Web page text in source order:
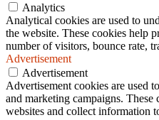
Analytics
Analytical cookies are used to
the website. These cookies help
number of visitors, bounce rate,
Advertisement
Advertisement
Advertisement cookies are used
and marketing campaigns. These
websites and collect information